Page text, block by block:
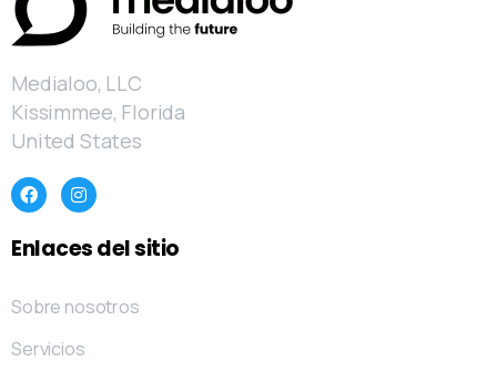
Medialoo, LLC
Kissimmee, Florida
United States
Enlacesdelsitio
Sobre nosotros
Servicios